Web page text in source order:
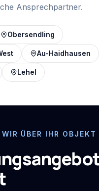
Ansprechpartner.
Obersendling
Au-Haidhausen
Lehel
ÜBER IHR OBJEKT